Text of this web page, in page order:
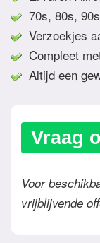
70s, 80s,
Verzoekjes
Compleet
Altijd een
Vraag
Voor
vrijblijvende